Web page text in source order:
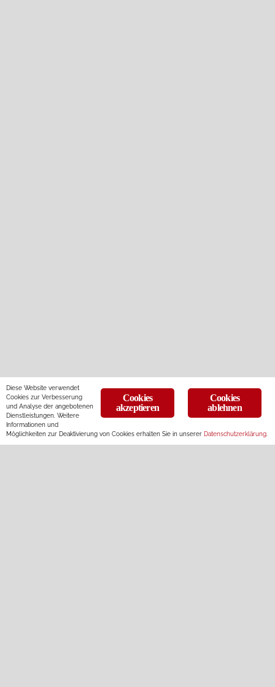
Cookies
ablehnen
Cookies
akzeptieren
Diese Website verwendet
Cookies zur Verbesserung
und Analyse der angebotenen
Dienstleistungen. Weitere
Informationen und
Möglichkeiten zur Deaktivierung von Cookies erhalten Sie in unserer Datenschutzerklärung